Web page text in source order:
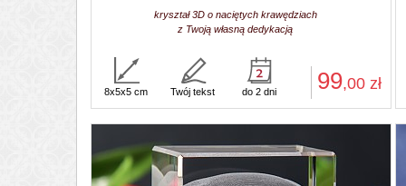
kryształ 3D o naciętych krawędziach
z Twoją własną dedykacją
99,00zł
8x5x5 cm Twój tekst do 2 dni